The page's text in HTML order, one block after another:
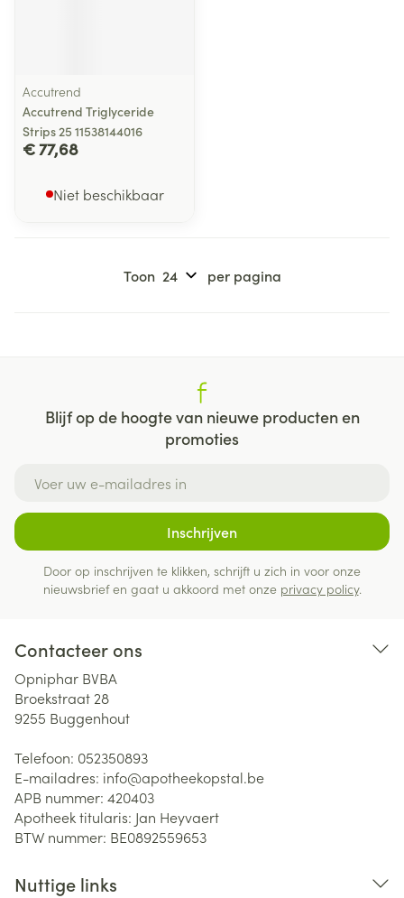
Accutrend
Accutrend Triglyceride
Strips 25 11538144016
€ 77,68
Niet beschikbaar
Toon per pagina
Blijf op de hoogte van nieuwe producten en
promoties
Inschrijven
Door op inschrijven te klikken, schrijft u zich in voor onze
nieuwsbrief en gaat u akkoord met onze privacy policy.
Contacteer ons
Opniphar BVBA
Broekstraat 28
9255 Buggenhout
Telefoon: 052350893
E-mailadres: info@apotheekopstal.be
APB nummer: 420403
Apotheek titularis: Jan Heyvaert
BTW nummer: BE0892559653
Nuttige links